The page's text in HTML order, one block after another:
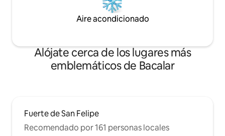
Aire acondicionado
Alójate cerca de los lugares más
emblemáticos de Bacalar
Fuerte de San Felipe
Recomendado por 161 personas locales